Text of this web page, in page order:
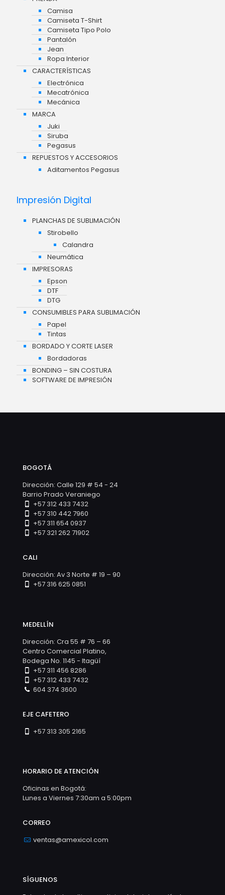
Camisa
Camiseta T-Shirt
Camiseta Tipo Polo
Pantalón
Jean
Ropa Interior
CARACTERÍSTICAS
Electrónica
Mecatrónica
Mecánica
MARCA
Juki
Siruba
Pegasus
REPUESTOS Y ACCESORIOS
Aditamentos Pegasus
Impresión Digital
PLANCHAS DE SUBLIMACIÓN
Stirobello
Calandra
Neumática
IMPRESORAS
Epson
DTF
DTG
CONSUMIBLES PARA SUBLIMACIÓN
Papel
Tintas
BORDADO Y CORTE LASER
Bordadoras
BONDING – SIN COSTURA
SOFTWARE DE IMPRESIÓN
BOGOTÁ
Dirección: Calle 129 # 54 - 24
Barrio Prado Veraniego
+57 312 433 7432
+57 310 442 7960
+57 311 654 0937
+57 321 262 71902
CALI
Dirección: Av 3 Norte # 19 – 90
+57 316 625 0851
MEDELLÍN
Dirección: Cra 55 # 76 – 66
Centro Comercial Platino,
Bodega No. 1145 - Itagüí
+57 311 456 8286
+57 312 433 7432
604 374 3600
EJE CAFETERO
+57 313 305 2165
HORARIO DE ATENCIÓN
Oficinas en Bogotá:
Lunes a Viernes 7:30am a 5:00pm
CORREO
ventas@amexicol.com
SÍGUENOS